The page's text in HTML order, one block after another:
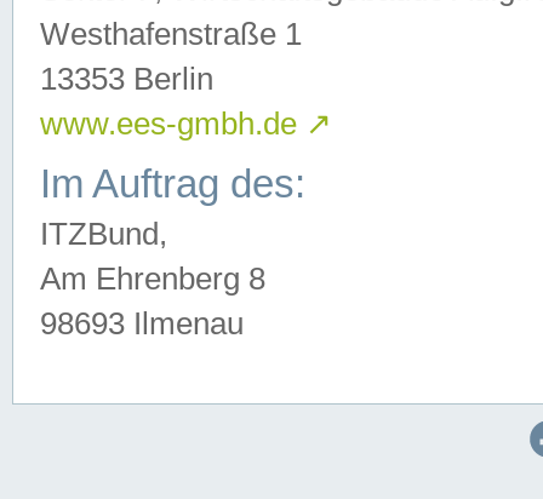
Westhafenstraße 1
13353 Berlin
www.ees-gmbh.de ↗
Im Auftrag des:
ITZBund,
Am Ehrenberg 8
98693 Ilmenau